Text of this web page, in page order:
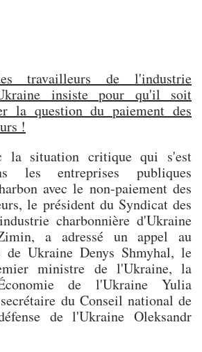
travailleurs de l'industrie
insiste pour qu'il soit
la question du paiement des
!
la situation critique qui s'est
les entreprises publiques
avec le non-paiement des
le président du Syndicat des
charbonnière d'Ukraine
a adressé un appel au
de Ukraine Denys Shmyhal, le
ministre de l'Ukraine, la
de l'Ukraine Yulia
du Conseil national de
de l'Ukraine Oleksandr